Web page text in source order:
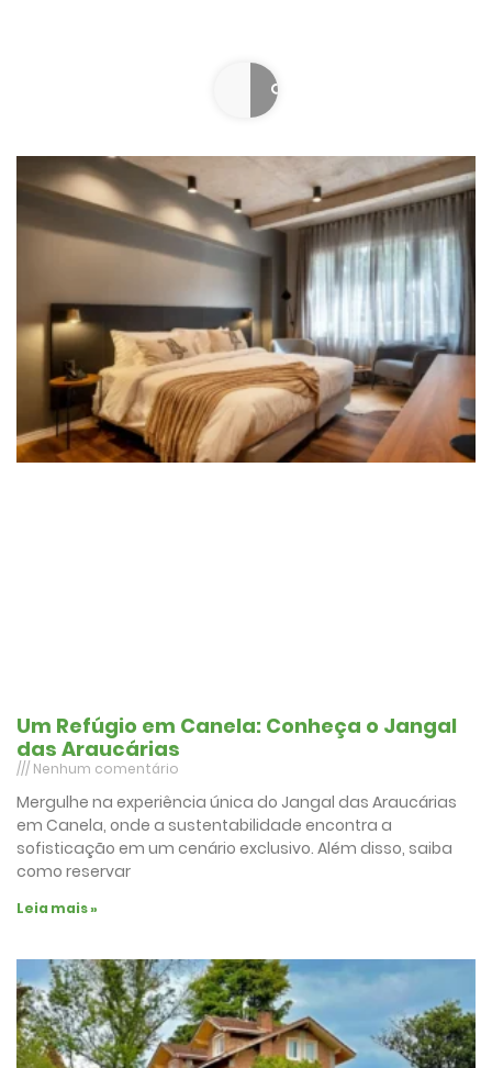
Um Refúgio em Canela: Conheça o Jangal
das Araucárias
Nenhum comentário
Mergulhe na experiência única do Jangal das Araucárias
em Canela, onde a sustentabilidade encontra a
sofisticação em um cenário exclusivo. Além disso, saiba
como reservar
Leia mais »